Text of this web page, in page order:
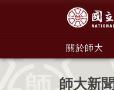
關於師大
師大新聞